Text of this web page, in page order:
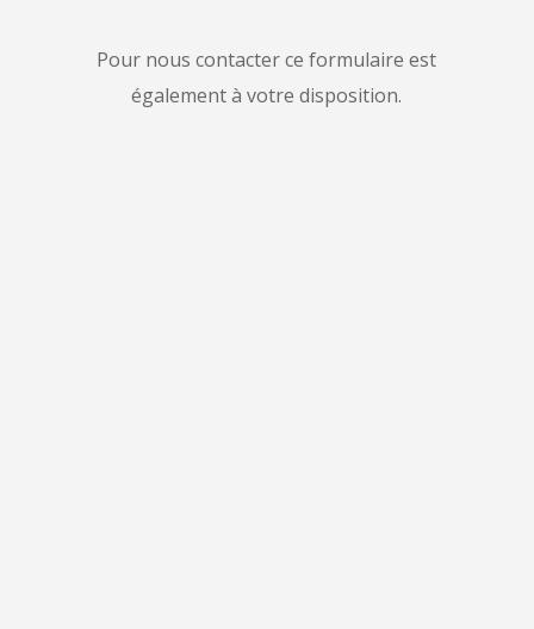
Pour nous contacter ce formulaire est
également à votre disposition.